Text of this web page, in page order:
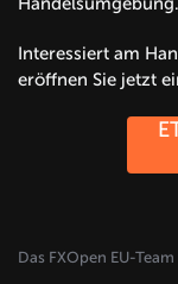
Interessiert am
eröffnen Sie jetzt
Das FXOpen EU-Team